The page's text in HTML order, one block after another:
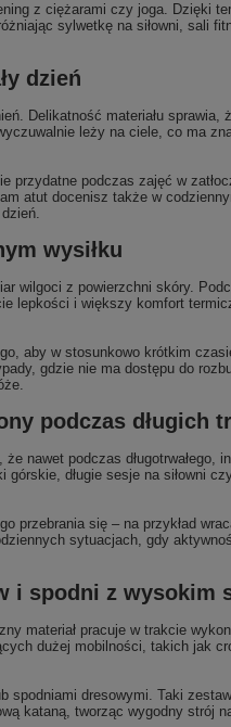
z ciężarami czy joga. Dzięki
sylwetkę na siłowni, sali
dzień
Delikatność materiału sprawia,
leży na ciele, co ma
przydatne podczas zajęć w
atut docenisz także w
wysiłku
wilgoci z powierzchni skóry.
lepkości i większy komfort
aby w stosunkowo krótkim
gdzie nie ma dostępu do
podczas długich
nawet podczas długotrwałego,
długie sesje na siłowni
przebrania się – na przykład
sytuacjach, gdy
i spodni z wysokim
materiał pracuje w trakcie
dużej mobilności, takich jak
spodniami dresowymi. Taki
kataną, tworząc wygodny strój